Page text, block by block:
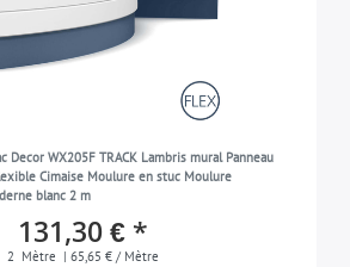
Decor WX205F TRACK Lambris mural Panneau
Cimaise Moulure en stuc Moulure
blanc 2 m
131,30 € *
2 Mètre | 65,65 € / Mètre